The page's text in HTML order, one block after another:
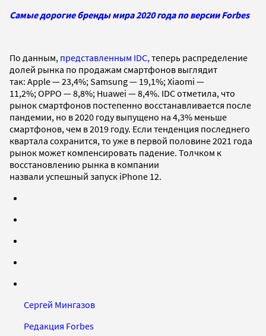
Cамые дорогие бренды мира 2020 года по версии Forbes
По данным, представленным IDC, теперь распределение
долей рынка по продажам смартфонов выглядит
так: Apple — 23,4%; Samsung — 19,1%; Xiaomi —
11,2%; OPPO — 8,8%; Huawei — 8,4%. IDC отметила, что
рынок смартфонов постепенно восстанавливается после
пандемии, но в 2020 году выпущено на 4,3% меньше
смартфонов, чем в 2019 году. Если тенденция последнего
квартала сохранится, то уже в первой половине 2021 года
рынок может компенсировать падение. Толчком к
восстановлению рынка в компании
назвали успешный запуск iPhone 12.
Сергей Мингазов
Редакция Forbes